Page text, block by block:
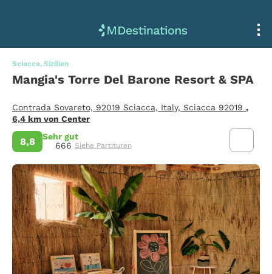
Sciacca, Sizilien
Mangia's Torre Del Barone Resort & SPA
Contrada Sovareto, 92019 Sciacca, Italy, Sciacca 92019 ,
6,4 km von Center
8,8
Sehr gut
666 Siehe Partituren